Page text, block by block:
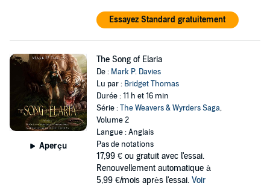
Essayez Standard gratuitement
Aperçu
The Song of Elaria
De : Mark P. Davies
Lu par : Bridget Thomas
Durée : 11 h et 16 min
Série :The Weavers & Wyrders Saga,
Volume 2
Langue : Anglais
Pas de notations
17,99 € ou gratuit avec l'essai.
Renouvellement automatique à
5,99 €/mois après l'essai. Voir